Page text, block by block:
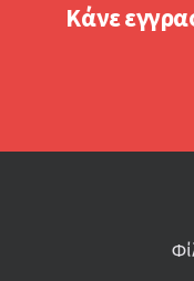
Κάνε